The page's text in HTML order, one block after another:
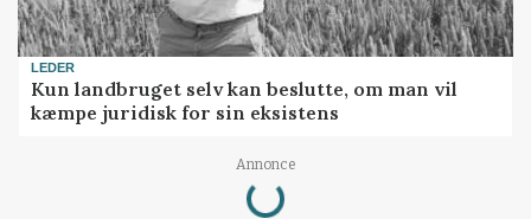
LEDER
Kun landbruget selv kan beslutte, om man vil
kæmpe juridisk for sin eksistens
Annonce
Loading...